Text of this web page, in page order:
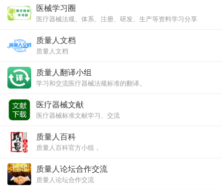
医械学习圈
医疗器械法规、体系、注册、研发、生产等资料学习分享
质量人文档
质量人文档
质量人翻译小组
学习和交流医疗器械法规标准的翻译。
医疗器械文献
医疗器械标准文献学习、交流
质量人百科
质量人百科官方小组，
质量人论坛合作交流
质量人论坛合作交流